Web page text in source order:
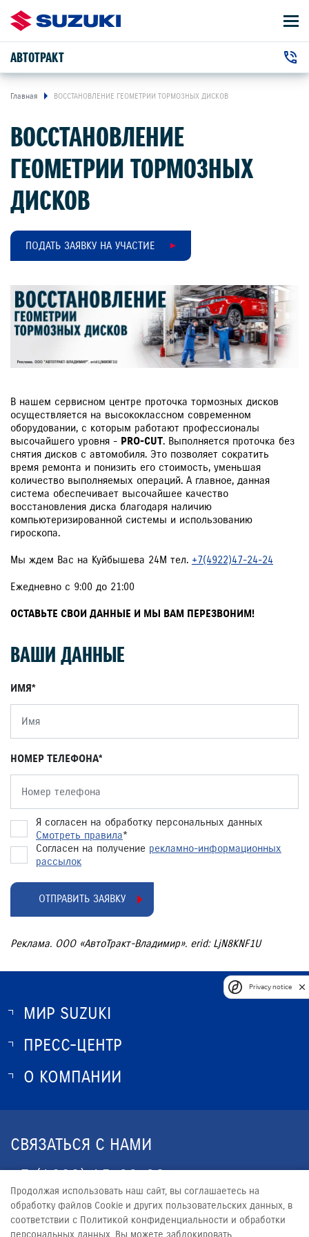
АВТОТРАКТ
24 М
Автосалон:
Сервис:
+7 (4922) 47-24-24
АВТОМОБИЛИ
ВЛАДЕЛЬЦАМ
ПРЕДЛОЖЕНИЯ
О КОМПАНИИ
КОНТАКТЫ
НОВОСТИ
ЗАКАЗАТЬ ЗВОНОК
Главная ВОССТАНОВЛЕНИЕ ГЕОМЕТРИИ ТОРМОЗНЫХ ДИСКОВ
ВОССТАНОВЛЕНИЕ
ГЕОМЕТРИИ ТОРМОЗНЫХ
ДИСКОВ
ПОДАТЬ ЗАЯВКУ НА УЧАСТИЕ
В нашем сервисном центре проточка тормозных дисков
осуществляется на высококлассном современном
оборудовании, с которым работают профессионалы
высочайшего уровня - PRO-CUT. Выполняется проточка без
снятия дисков с автомобиля. Это позволяет сократить
время ремонта и понизить его стоимость, уменьшая
количество выполняемых операций. А главное, данная
система обеспечивает высочайшее качество
восстановления диска благодаря наличию
компьютеризированной системы и использованию
гироскопа.
Мы ждем Вас на Куйбышева 24М тел. +7(4922)47-24-24
Ежедневно с 9:00 до 21:00
ОСТАВЬТЕ СВОИ ДАННЫЕ И МЫ ВАМ ПЕРЕЗВОНИМ!
ВАШИ ДАННЫЕ
ИМЯ
НОМЕР ТЕЛЕФОНА
Я согласен на обработку персональных данных
Смотреть правила*
Согласен на получение рекламно-информационных
рассылок
ОТПРАВИТЬ ЗАЯВКУ
Реклама. ООО «АвтоТракт-Владимир». erid: LjN8KNF1U
МИР SUZUKI
О SUZUKI
ПРЕСС-ЦЕНТР
НОВОСТИ
О КОМПАНИИ
ЮРИДИЧЕСКАЯ ИНФОРМАЦИЯ
СВЯЗАТЬСЯ С НАМИ
+7 (4922) 45-30-32
CLIENT33.RU@YANDEX.RU
Продолжая использовать наш сайт, вы соглашаетесь на
обработку файлов Сookie и других пользовательских данных, в
соответствии с Политикой конфиденциальности и обработки
персональных данных. Вы можете заблокировать
Privacy notice